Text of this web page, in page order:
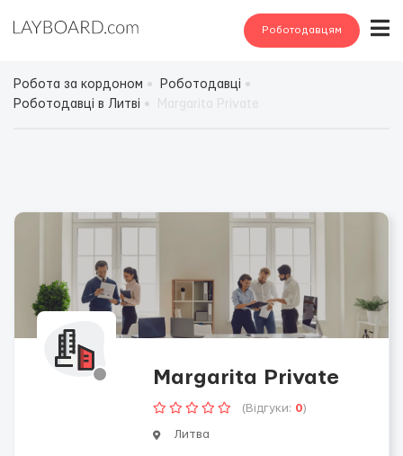
Роботодавцям
Робота за кордоном
Роботодавці
Роботодавці в Литві
Margarita Private
(Відгуки: 0)
Литва